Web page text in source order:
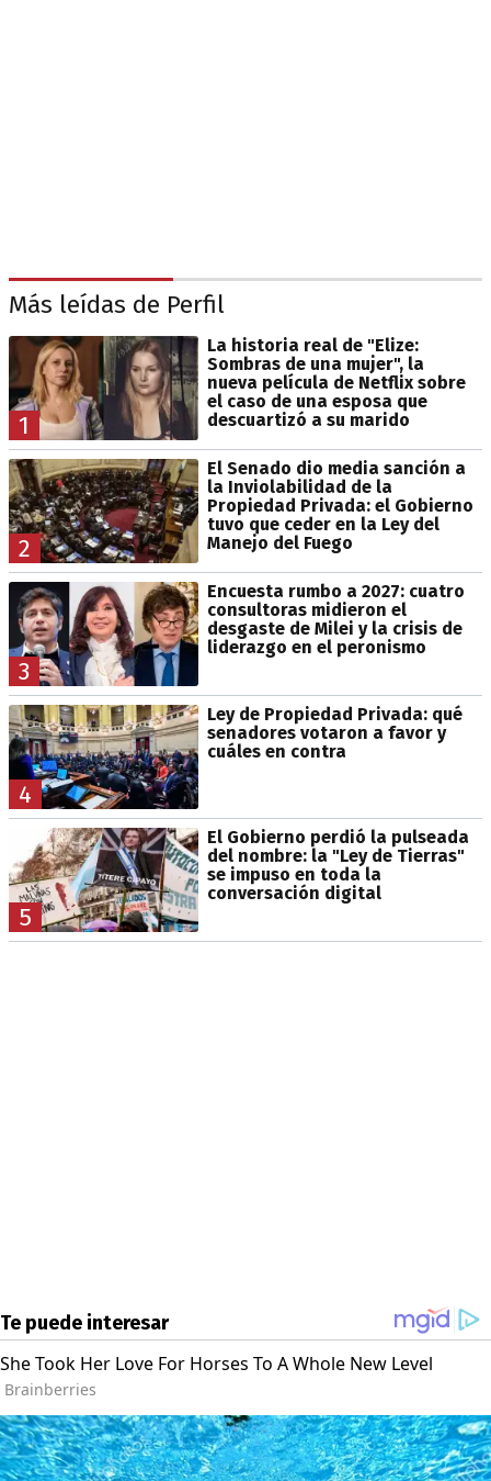
Más leídas de Perfil
1
La historia real de "Elize:
Sombras de una mujer", la
nueva película de Netflix sobre
el caso de una esposa que
descuartizó a su marido
2
El Senado dio media sanción a
la Inviolabilidad de la
Propiedad Privada: el Gobierno
tuvo que ceder en la Ley del
Manejo del Fuego
3
Encuesta rumbo a 2027: cuatro
consultoras midieron el
desgaste de Milei y la crisis de
liderazgo en el peronismo
4
Ley de Propiedad Privada: qué
senadores votaron a favor y
cuáles en contra
5
El Gobierno perdió la pulseada
del nombre: la "Ley de Tierras"
se impuso en toda la
conversación digital